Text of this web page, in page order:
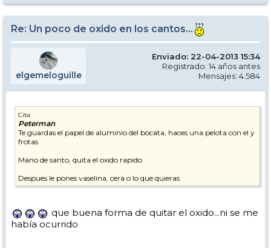
Re: Un poco de oxido en los cantos...
elgemeloguille
Enviado: 22-04-2013 15:34
Registrado: 14 años antes
Mensajes: 4.584
Cita
Peterman
Te guardas el papel de aluminio del bocata, haces una pelota con el y
frotas
Mano de santo, quita el oxido rapido
Despues le pones vaselina, cera o lo que quieras
que buena forma de quitar el oxido...ni se me
había ocurrido